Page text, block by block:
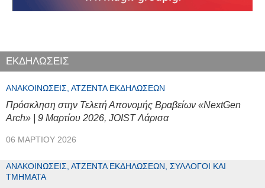
ΕΚΔΗΛΩΣΕΙΣ
ΑΝΑΚΟΙΝΏΣΕΙΣ, ΑΤΖΈΝΤΑ ΕΚΔΗΛΏΣΕΩΝ
Πρόσκληση στην Τελετή Απονομής Βραβείων «NextGen
Arch» | 9 Μαρτίου 2026, JOIST Λάρισα
06 ΜΑΡΤΊΟΥ 2026
ΑΝΑΚΟΙΝΏΣΕΙΣ, ΑΤΖΈΝΤΑ ΕΚΔΗΛΏΣΕΩΝ, ΣΎΛΛΟΓΟΙ ΚΑΙ
ΤΜΉΜΑΤΑ